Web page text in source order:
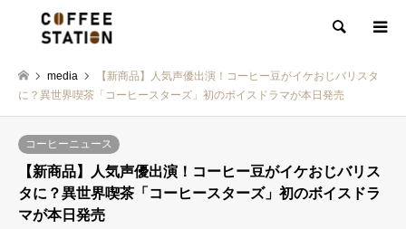
検索
media
【新商品】人気声優出演！コーヒー豆がイケおじバリスタ
に？異世界喫茶「コーヒースターズ」初のボイスドラマが本日発売
コーヒーニュース
【新商品】人気声優出演！コーヒー豆がイケおじバリス
タに？異世界喫茶「コーヒースターズ」初のボイスドラ
マが本日発売